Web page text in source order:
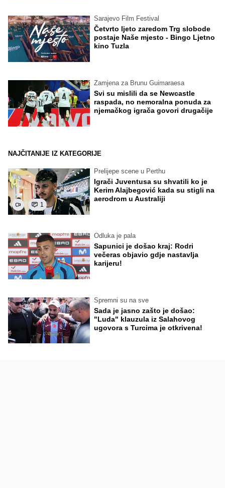
Sarajevo Film Festival
Četvrto ljeto zaredom Trg slobode
postaje Naše mjesto - Bingo Ljetno
kino Tuzla
Zamjena za Brunu Guimaraesa
Svi su mislili da se Newcastle
raspada, no nemoralna ponuda za
njemačkog igrača govori drugačije
NAJČITANIJE IZ KATEGORIJE
1
Prelijepe scene u Perthu
Igrači Juventusa su shvatili ko je
Kerim Alajbegović kada su stigli na
aerodrom u Australiji
Odluka je pala
Sapunici je došao kraj: Rodri
večeras objavio gdje nastavlja
karijeru!
Spremni su na sve
Sada je jasno zašto je došao:
"Luda" klauzula iz Salahovog
ugovora s Turcima je otkrivena!